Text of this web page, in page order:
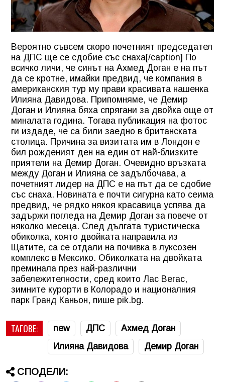
Вероятно съвсем скоро почетният председател
на ДПС ще се сдобие със снаха[/caption] По
всичко личи, че синът на Ахмед Доган е на път
да се кротне, имайки предвид, че компания в
американския тур му прави красивата нашенка
Илияна Давидова. Припомняме, че Демир
Доган и Илияна бяха спрягани за двойка още от
миналата година. Тогава публикация на фотос
ги издаде, че са били заедно в британската
столица. Причина за визитата им в Лондон е
бил рожденият ден на един от най-близките
приятели на Демир Доган. Очевидно връзката
между Доган и Илияна се задълбочава, а
почетният лидер на ДПС е на път да се сдобие
със снаха. Новината е почти сигурна като сеима
предвид, че рядко някоя красавица успява да
задържи погледа на Демир Доган за повече от
няколко месеца. След дългата туристическа
обиколка, която двойката направила из
Щатите, са се отдали на почивка в луксозен
комплекс в Мексико. Обиколката на двойката
преминала през най-различни
забележителности, сред които Лас Вегас,
зимните курорти в Колорадо и националния
парк Гранд Каньон, пише pik.bg.
ТАГОВЕ: new ДПС
Ахмед Доган
Илияна Давидова
Демир Доган
СПОДЕЛИ: